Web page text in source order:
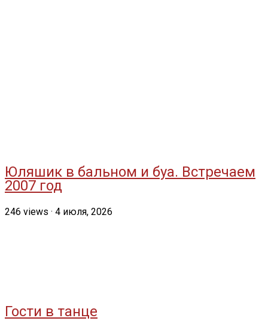
Юляшик в бальном и буа. Встречаем
2007 год
246 views · 4 июля, 2026
Гости в танце